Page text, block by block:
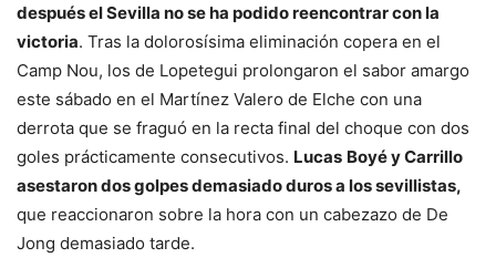
después el Sevilla no se ha podido reencontrar con la
victoria. Tras la dolorosísima eliminación copera en el
Camp Nou, los de Lopetegui prolongaron el sabor amargo
este sábado en el Martínez Valero de Elche con una
derrota que se fraguó en la recta final del choque con dos
goles prácticamente consecutivos. Lucas Boyé y Carrillo
asestaron dos golpes demasiado duros a los sevillistas,
que reaccionaron sobre la hora con un cabezazo de De
Jong demasiado tarde.